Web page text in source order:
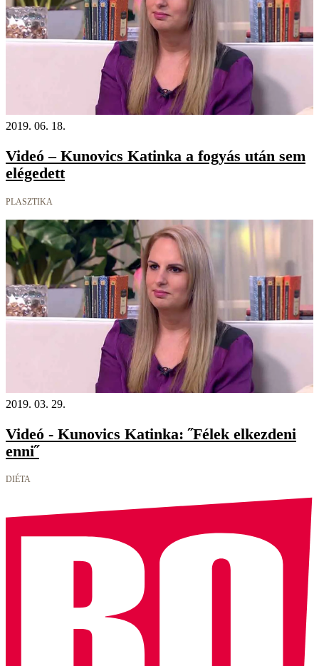
2019. 06. 18.
Videó – Kunovics Katinka a fogyás után sem
elégedett
PLASZTIKA
2019. 03. 29.
Videó - Kunovics Katinka: ˝Félek elkezdeni
enni˝
DIÉTA